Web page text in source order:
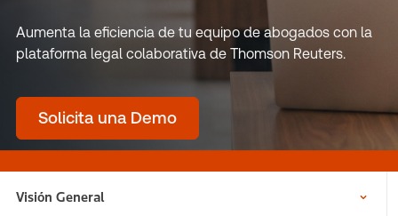
Aumenta la eficiencia de tu equipo de abogados con la
plataforma legal colaborativa de Thomson Reuters.
Solicita una Demo
Visión General